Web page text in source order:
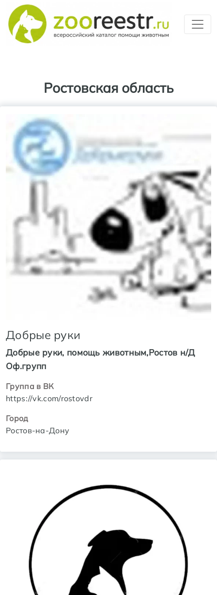
Ростовская область
Добрые руки
Добрые руки, помощь животным,Ростов н/Д
Оф.групп
Группа в ВК
https://vk.com/rostovdr
Город
Ростов-на-Дону